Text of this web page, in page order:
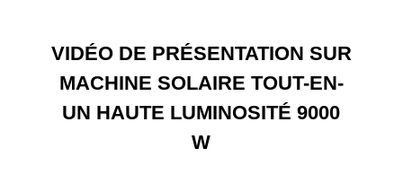
VIDÉO DE PRÉSENTATION SUR
MACHINE SOLAIRE TOUT-EN-
UN HAUTE LUMINOSITÉ 9000
W